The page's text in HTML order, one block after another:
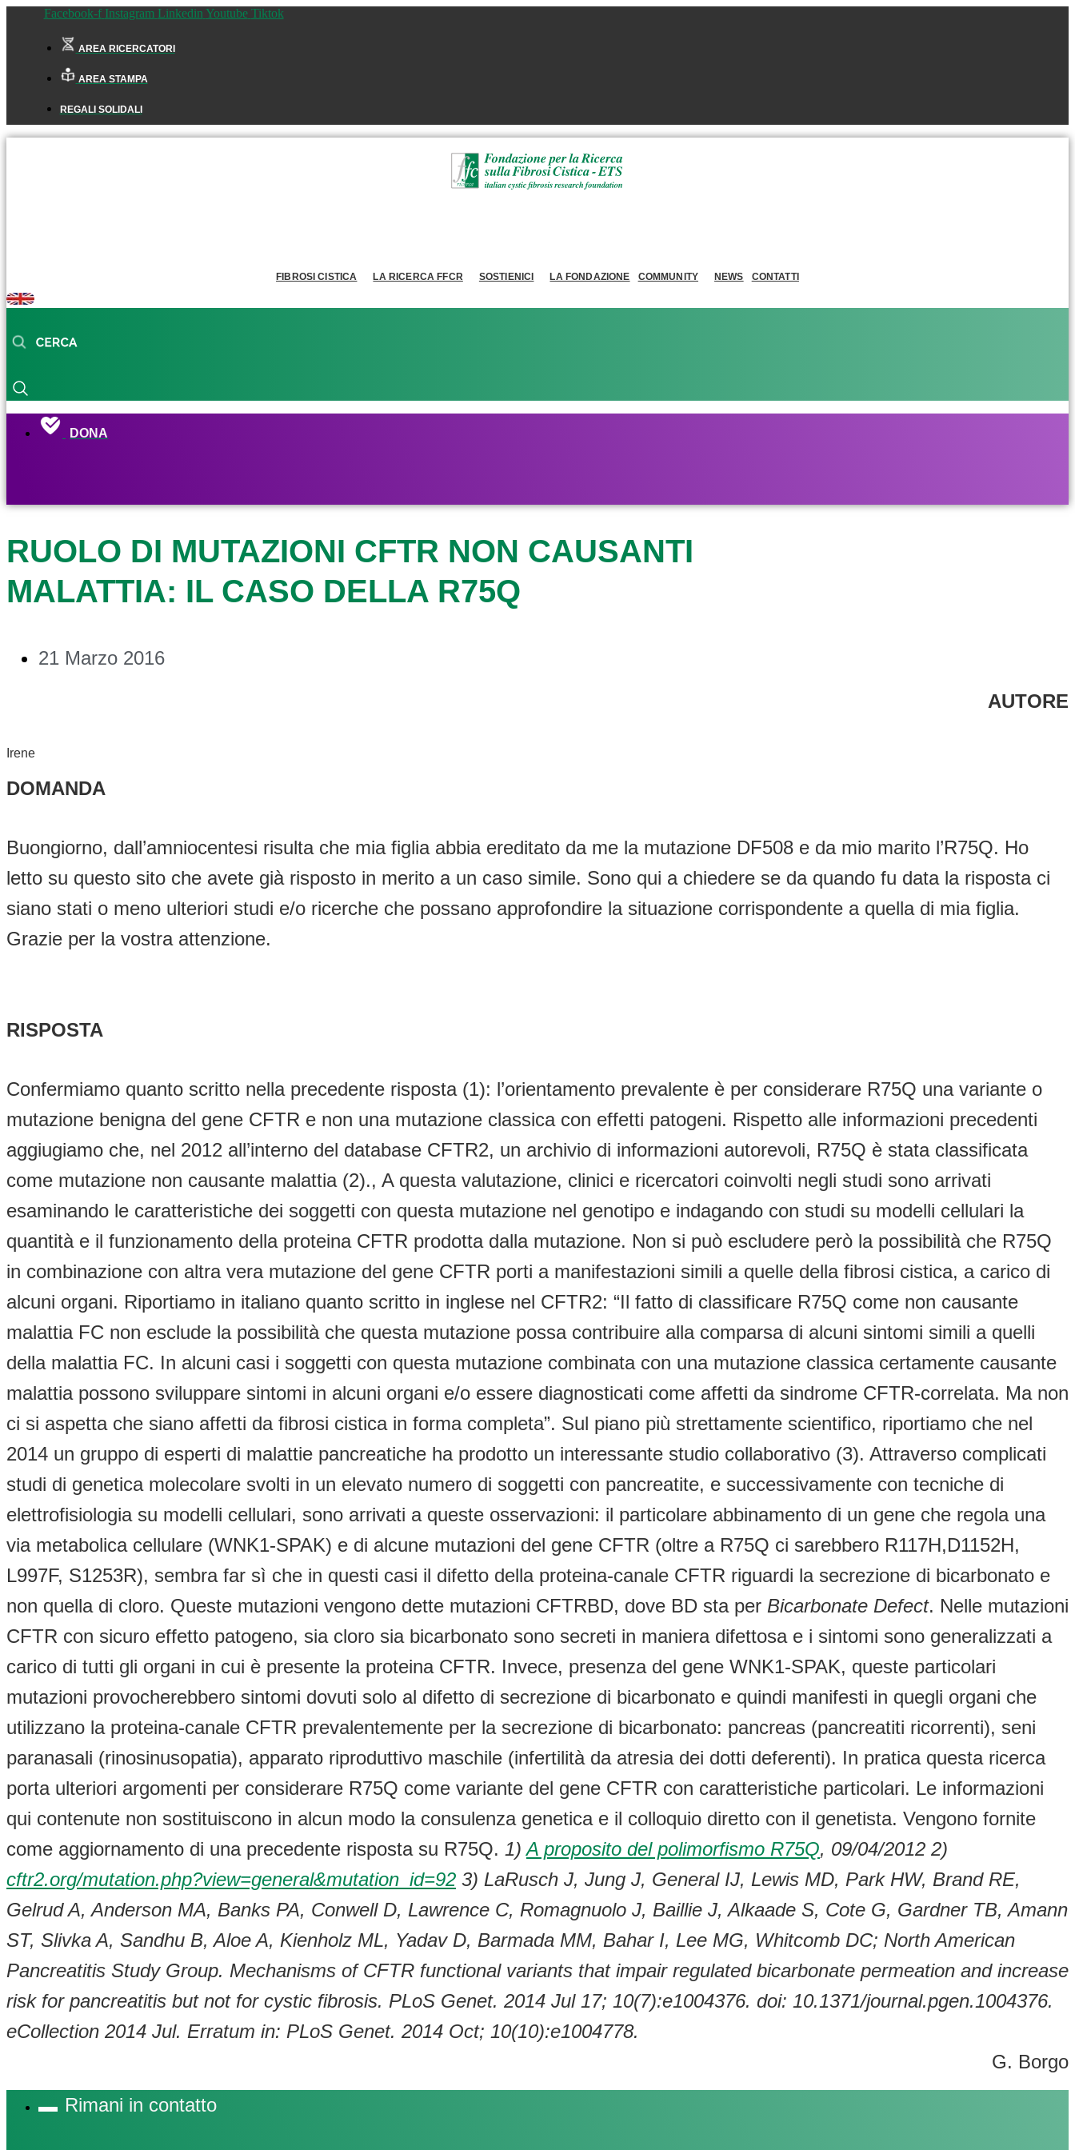
Facebook-f Instagram Linkedin Youtube Tiktok
AREA RICERCATORI
AREA STAMPA
REGALI SOLIDALI
FIBROSI CISTICA LA RICERCA FFCR SOSTIENICI LA FONDAZIONE COMMUNITY NEWS CONTATTI
DONA
RUOLO DI MUTAZIONI CFTR NON CAUSANTI
MALATTIA: IL CASO DELLA R75Q
21 Marzo 2016
AUTORE
Irene
DOMANDA
Buongiorno, dall’amniocentesi risulta che mia figlia abbia ereditato da me la mutazione DF508 e da mio marito l’R75Q. Ho
letto su questo sito che avete già risposto in merito a un caso simile. Sono qui a chiedere se da quando fu data la risposta ci
siano stati o meno ulteriori studi e/o ricerche che possano approfondire la situazione corrispondente a quella di mia figlia.
Grazie per la vostra attenzione.
RISPOSTA
Confermiamo quanto scritto nella precedente risposta (1): l’orientamento prevalente è per considerare R75Q una variante o
mutazione benigna del gene CFTR e non una mutazione classica con effetti patogeni. Rispetto alle informazioni precedenti
aggiugiamo che, nel 2012 all’interno del database CFTR2, un archivio di informazioni autorevoli, R75Q è stata classificata
come mutazione non causante malattia (2)., A questa valutazione, clinici e ricercatori coinvolti negli studi sono arrivati
esaminando le caratteristiche dei soggetti con questa mutazione nel genotipo e indagando con studi su modelli cellulari la
quantità e il funzionamento della proteina CFTR prodotta dalla mutazione. Non si può escludere però la possibilità che R75Q
in combinazione con altra vera mutazione del gene CFTR porti a manifestazioni simili a quelle della fibrosi cistica, a carico di
alcuni organi. Riportiamo in italiano quanto scritto in inglese nel CFTR2: “Il fatto di classificare R75Q come non causante
malattia FC non esclude la possibilità che questa mutazione possa contribuire alla comparsa di alcuni sintomi simili a quelli
della malattia FC. In alcuni casi i soggetti con questa mutazione combinata con una mutazione classica certamente causante
malattia possono sviluppare sintomi in alcuni organi e/o essere diagnosticati come affetti da sindrome CFTR-correlata. Ma non
ci si aspetta che siano affetti da fibrosi cistica in forma completa”. Sul piano più strettamente scientifico, riportiamo che nel
2014 un gruppo di esperti di malattie pancreatiche ha prodotto un interessante studio collaborativo (3). Attraverso complicati
studi di genetica molecolare svolti in un elevato numero di soggetti con pancreatite, e successivamente con tecniche di
elettrofisiologia su modelli cellulari, sono arrivati a queste osservazioni: il particolare abbinamento di un gene che regola una
via metabolica cellulare (WNK1-SPAK) e di alcune mutazioni del gene CFTR (oltre a R75Q ci sarebbero R117H,D1152H,
L997F, S1253R), sembra far sì che in questi casi il difetto della proteina-canale CFTR riguardi la secrezione di bicarbonato e
non quella di cloro. Queste mutazioni vengono dette mutazioni CFTRBD, dove BD sta per Bicarbonate Defect. Nelle mutazioni
CFTR con sicuro effetto patogeno, sia cloro sia bicarbonato sono secreti in maniera difettosa e i sintomi sono generalizzati a
carico di tutti gli organi in cui è presente la proteina CFTR. Invece, presenza del gene WNK1-SPAK, queste particolari
mutazioni provocherebbero sintomi dovuti solo al difetto di secrezione di bicarbonato e quindi manifesti in quegli organi che
utilizzano la proteina-canale CFTR prevalentemente per la secrezione di bicarbonato: pancreas (pancreatiti ricorrenti), seni
paranasali (rinosinusopatia), apparato riproduttivo maschile (infertilità da atresia dei dotti deferenti). In pratica questa ricerca
porta ulteriori argomenti per considerare R75Q come variante del gene CFTR con caratteristiche particolari. Le informazioni
qui contenute non sostituiscono in alcun modo la consulenza genetica e il colloquio diretto con il genetista. Vengono fornite
come aggiornamento di una precedente risposta su R75Q. 1)A proposito del polimorfismo R75Q, 09/04/2012 2)
cftr2.org/mutation.php?view=general&mutation_id=92 3) LaRusch J, Jung J, General IJ, Lewis MD, Park HW, Brand RE,
Gelrud A, Anderson MA, Banks PA, Conwell D, Lawrence C, Romagnuolo J, Baillie J, Alkaade S, Cote G, Gardner TB, Amann
ST, Slivka A, Sandhu B, Aloe A, Kienholz ML, Yadav D, Barmada MM, Bahar I, Lee MG, Whitcomb DC; North American
Pancreatitis Study Group. Mechanisms of CFTR functional variants that impair regulated bicarbonate permeation and increase
risk for pancreatitis but not for cystic fibrosis. PLoS Genet. 2014 Jul 17; 10(7):e1004376. doi: 10.1371/journal.pgen.1004376.
eCollection 2014 Jul. Erratum in: PLoS Genet. 2014 Oct; 10(10):e1004778.
G. Borgo
Rimani in contatto